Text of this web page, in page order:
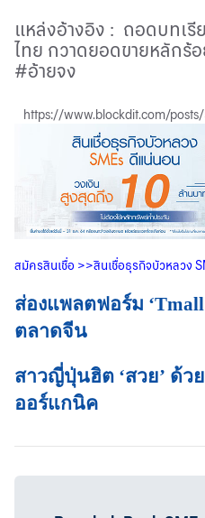
แหล่งอ้างอิง : ถอดบทเรี
ไทย กวาดยอดขายหลักร้
#อ้ายจง
https://www.blockdit.com/
สมัครสินเชื่อ >>สินเชื่อธุรกิจบัวหลวง
ส่องแพลตฟอร์ม
ตลาดจีน
สาวญี่ปุ่นฮิต ‘สวย’ ด้ว
ออร์แกนิค